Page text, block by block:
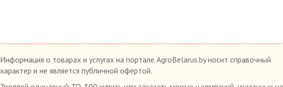
Информация о товарах и услугах на портале AgroBelarus.by носит справочный
характер и не является публичной офертой.